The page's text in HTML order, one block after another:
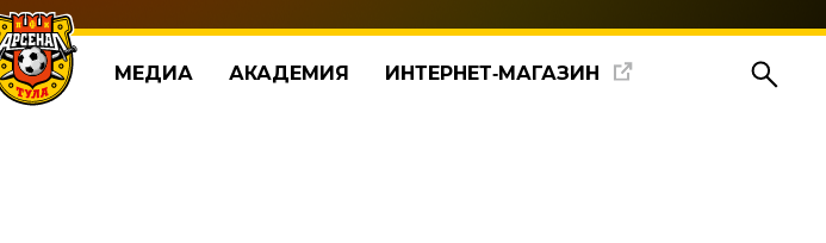
МЕДИА АКАДЕМИЯ ИНТЕРНЕТ‑МАГАЗИН